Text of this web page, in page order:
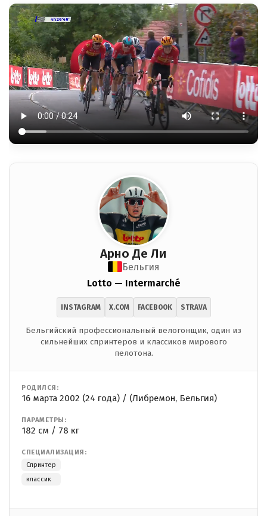
Арно Де Ли
Бельгия
Lotto — Intermarché
INSTAGRAM X.COM FACEBOOK STRAVA
Бельгийский профессиональный велогонщик, один из
сильнейших спринтеров и классиков мирового
пелотона.
РОДИЛСЯ:
16 марта 2002 (24 года) / (Либремон, Бельгия)
ПАРАМЕТРЫ:
182 см / 78 кг
СПЕЦИАЛИЗАЦИЯ:
Спринтер
классик